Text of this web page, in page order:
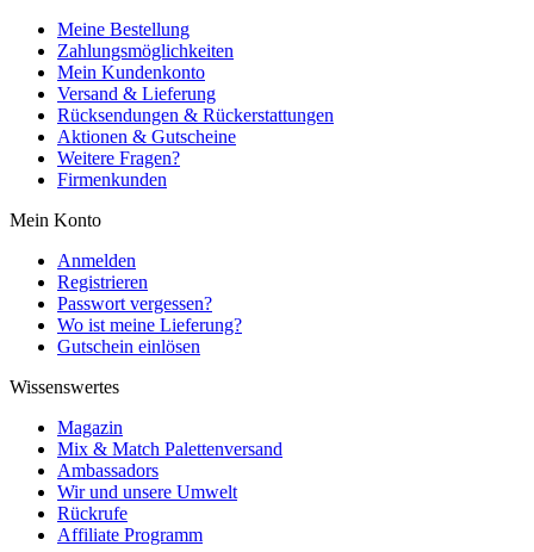
Meine Bestellung
Zahlungsmöglichkeiten
Mein Kundenkonto
Versand & Lieferung
Rücksendungen & Rückerstattungen
Aktionen & Gutscheine
Weitere Fragen?
Firmenkunden
Mein Konto
Anmelden
Registrieren
Passwort vergessen?
Wo ist meine Lieferung?
Gutschein einlösen
Wissenswertes
Magazin
Mix & Match Palettenversand
Ambassadors
Wir und unsere Umwelt
Rückrufe
Affiliate Programm